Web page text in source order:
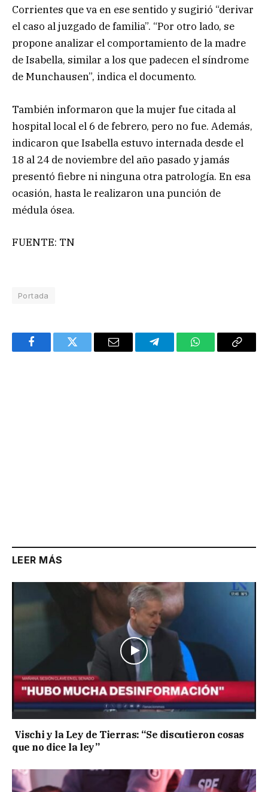
Corrientes que va en ese sentido y sugirió “derivar
el caso al juzgado de familia”. “Por otro lado, se
propone analizar el comportamiento de la madre
de Isabella, similar a los que padecen el síndrome
de Munchausen”, indica el documento.
También informaron que la mujer fue citada al
hospital local el 6 de febrero, pero no fue. Además,
indicaron que Isabella estuvo internada desde el
18 al 24 de noviembre del año pasado y jamás
presentó fiebre ni ninguna otra patrología. En esa
ocasión, hasta le realizaron una punción de
médula ósea.
FUENTE: TN
Portada
FacebookTwitter Email TelegramWhatsAppCopy
LEER MÁS
Vischi y la Ley de Tierras: “Se discutieron cosas
que no dice la ley”